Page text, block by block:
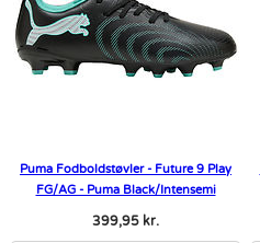
Puma Fodboldstøvler - Future 9 Play
FG/AG - Puma Black/Intensemi
399,95 kr.